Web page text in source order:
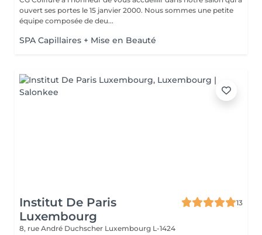
ouvert ses portes le 15 janvier 2000. Nous sommes une petite
équipe composée de deu...
SPA Capillaires + Mise en Beauté
Institut De Paris
Luxembourg
13
8, rue André Duchscher Luxembourg L-1424